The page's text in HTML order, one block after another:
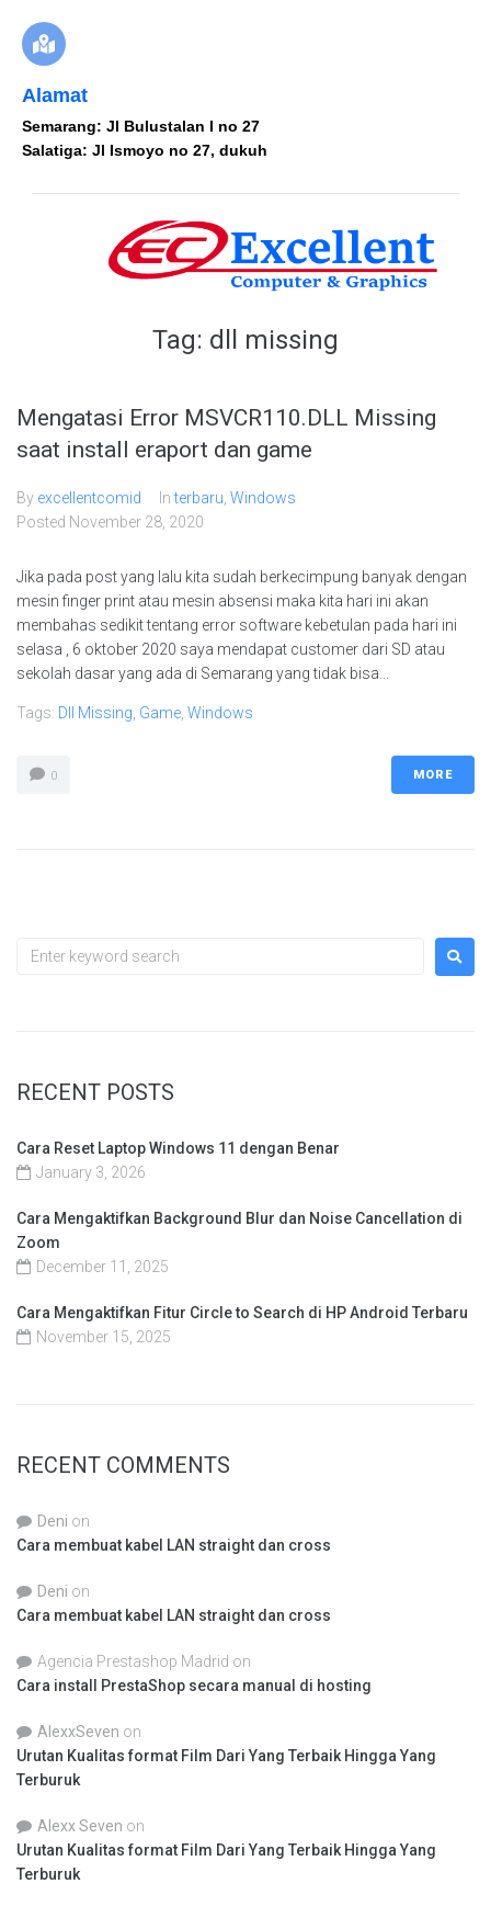
Alamat
Semarang: Jl Bulustalan I no 27
Salatiga: Jl Ismoyo no 27, dukuh
Tag: dll missing
Mengatasi Error MSVCR110.DLL Missing
saat install eraport dan game
By excellentcomid Interbaru Windows
Posted November 28, 2020
Jika pada post yang lalu kita sudah berkecimpung banyak dengan
mesin finger print atau mesin absensi maka kita hari ini akan
membahas sedikit tentang error software kebetulan pada hari ini
selasa , 6 oktober 2020 saya mendapat customer dari SD atau
sekolah dasar yang ada di Semarang yang tidak bisa...
Tags: Dll Missing Game Windows
0 MORE
RECENT POSTS
Cara Reset Laptop Windows 11 dengan Benar
January 3, 2026
Cara Mengaktifkan Background Blur dan Noise Cancellation di
Zoom
December 11, 2025
Cara Mengaktifkan Fitur Circle to Search di HP Android Terbaru
November 15, 2025
RECENT COMMENTS
Deni on
Cara membuat kabel LAN straight dan cross
Deni on
Cara membuat kabel LAN straight dan cross
Agencia Prestashop Madrid on
Cara install PrestaShop secara manual di hosting
AlexxSeven on
Urutan Kualitas format Film Dari Yang Terbaik Hingga Yang
Terburuk
Alexx Seven on
Urutan Kualitas format Film Dari Yang Terbaik Hingga Yang
Terburuk